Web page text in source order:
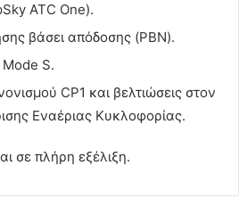
ATC One).
βάσει απόδοσης (PBN).
S.
CP1 και βελτιώσεις στον
Εναέριας Κυκλοφορίας.
σε πλήρη εξέλιξη.